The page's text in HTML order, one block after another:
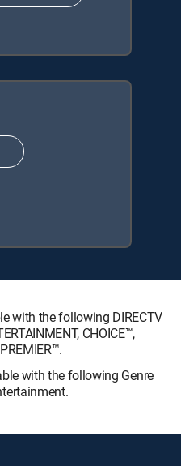
with the following DIRECTV
CHOICE™,
with the following Genre